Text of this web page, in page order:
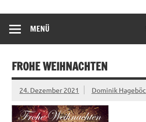
MENÜ
FROHE WEIHNACHTEN
24. Dezember 2021 Dominik